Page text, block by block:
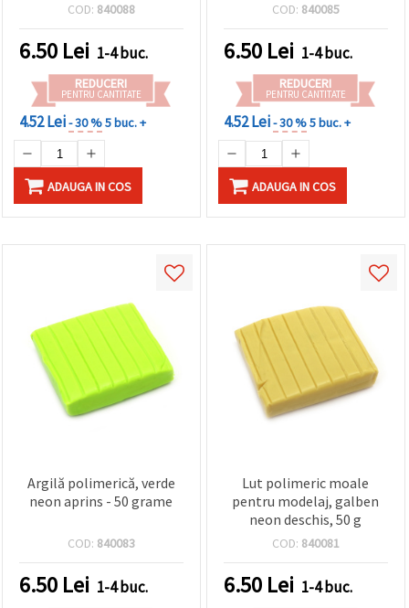
COD: 840088
6.50 Lei 1-4 buc.
REDUCERI
PENTRU CANTITATE
4.52 Lei- 30 %5 buc. +
ADAUGA IN COS
COD: 840085
6.50 Lei 1-4 buc.
REDUCERI
PENTRU CANTITATE
4.52 Lei- 30 %5 buc. +
ADAUGA IN COS
Argilă polimerică, verde
neon aprins - 50 grame
COD: 840083
6.50 Lei 1-4 buc.
Lut polimeric moale
pentru modelaj, galben
neon deschis, 50 g
COD: 840081
6.50 Lei 1-4 buc.